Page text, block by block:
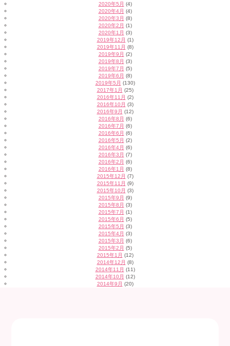
2020年5月 (4)
2020年4月 (4)
2020年3月 (8)
2020年2月 (1)
2020年1月 (3)
2019年12月 (1)
2019年11月 (8)
2019年9月 (2)
2019年8月 (3)
2019年7月 (5)
2019年6月 (8)
2019年5月 (130)
2017年1月 (25)
2016年11月 (2)
2016年10月 (3)
2016年9月 (12)
2016年8月 (6)
2016年7月 (6)
2016年6月 (6)
2016年5月 (2)
2016年4月 (6)
2016年3月 (7)
2016年2月 (6)
2016年1月 (8)
2015年12月 (7)
2015年11月 (9)
2015年10月 (3)
2015年9月 (9)
2015年8月 (3)
2015年7月 (1)
2015年6月 (5)
2015年5月 (3)
2015年4月 (3)
2015年3月 (6)
2015年2月 (5)
2015年1月 (12)
2014年12月 (8)
2014年11月 (11)
2014年10月 (12)
2014年9月 (20)